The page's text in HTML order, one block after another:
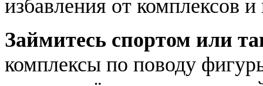
избавления от комплексов
Займитесь спортом или
комплексы по поводу